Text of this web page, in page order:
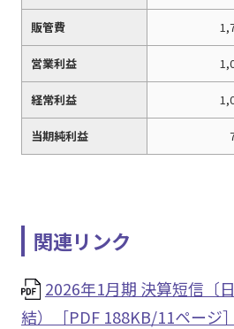
販管費
営業利益
経常利益
当期純利益
関連リンク
2026年1月期 決算短信〔
結）［PDF 188KB/11ページ］